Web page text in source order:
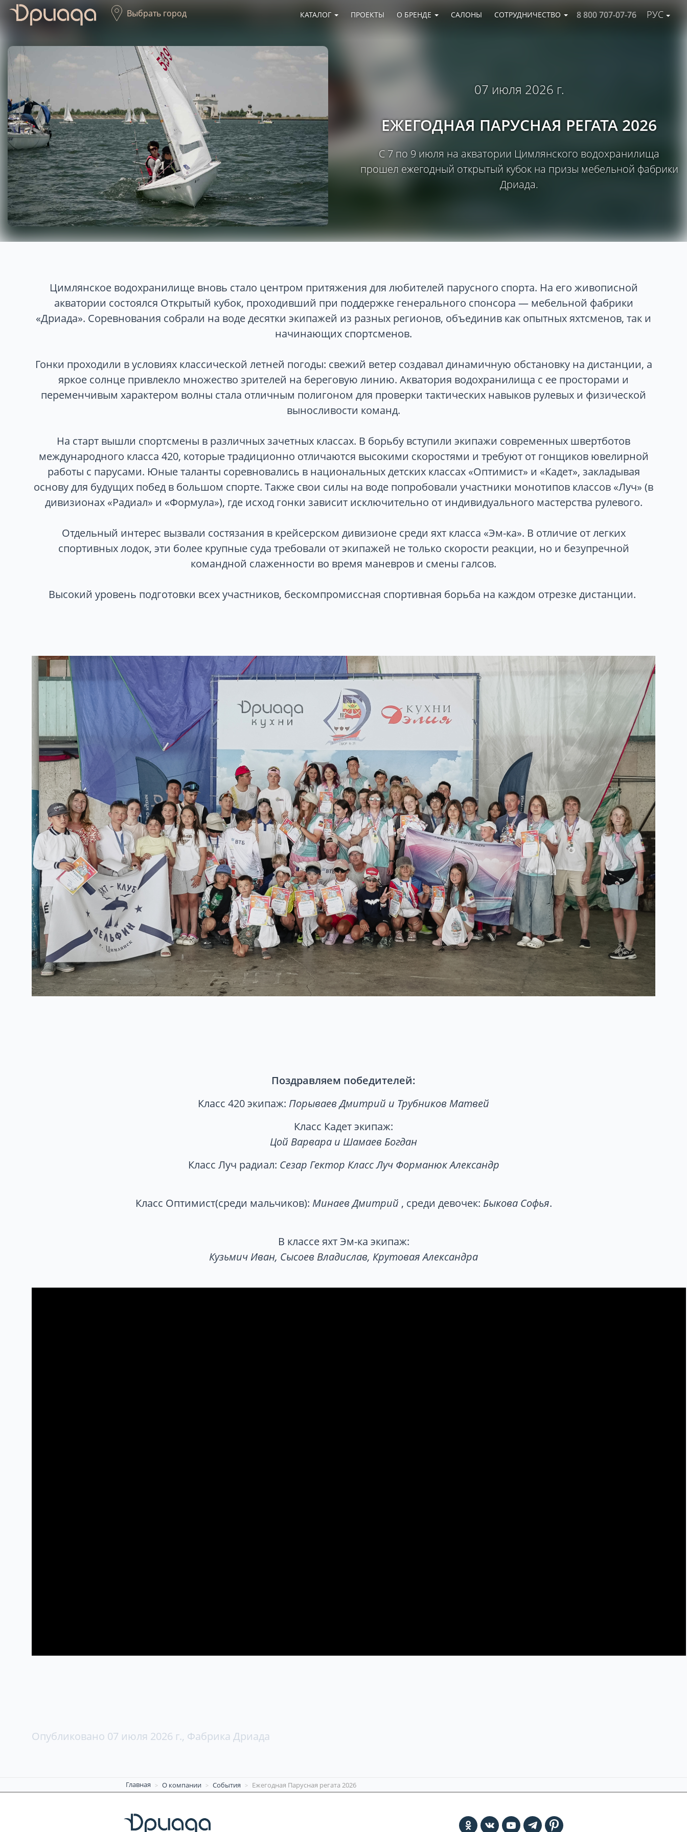
Выбрать город КАТАЛОГ ПРОЕКТЫ О БРЕНДЕ САЛОНЫ СОТРУДНИЧЕСТВО 8 800 707-07-76 РУС
07 июля 2026 г.
ЕЖЕГОДНАЯ ПАРУСНАЯ РЕГАТА 2026
С 7 по 9 июля на акватории Цимлянского водохранилища
прошел ежегодный открытый кубок на призы мебельной фабрики
Дриада.
Цимлянское водохранилище вновь стало центром притяжения для любителей парусного спорта. На его живописной
акватории состоялся Открытый кубок, проходивший при поддержке генерального спонсора — мебельной фабрики
«Дриада». Соревнования собрали на воде десятки экипажей из разных регионов, объединив как опытных яхтсменов, так и
начинающих спортсменов.
Гонки проходили в условиях классической летней погоды: свежий ветер создавал динамичную обстановку на дистанции, а
яркое солнце привлекло множество зрителей на береговую линию. Акватория водохранилища с ее просторами и
переменчивым характером волны стала отличным полигоном для проверки тактических навыков рулевых и физической
выносливости команд.
На старт вышли спортсмены в различных зачетных классах. В борьбу вступили экипажи современных швертботов
международного класса 420, которые традиционно отличаются высокими скоростями и требуют от гонщиков ювелирной
работы с парусами. Юные таланты соревновались в национальных детских классах «Оптимист» и «Кадет», закладывая
основу для будущих побед в большом спорте. Также свои силы на воде попробовали участники монотипов классов «Луч» (в
дивизионах «Радиал» и «Формула»), где исход гонки зависит исключительно от индивидуального мастерства рулевого.
Отдельный интерес вызвали состязания в крейсерском дивизионе среди яхт класса «Эм-ка». В отличие от легких
спортивных лодок, эти более крупные суда требовали от экипажей не только скорости реакции, но и безупречной
командной слаженности во время маневров и смены галсов.
Высокий уровень подготовки всех участников, бескомпромиссная спортивная борьба на каждом отрезке дистанции.
Поздравляем победителей:
Класс 420 экипаж: Порываев Дмитрий и Трубников Матвей
Класс Кадет экипаж:
Цой Варвара и Шамаев Богдан
Класс Луч радиал: Сезар Гектор Класс Луч Форманюк Александр
Класс Оптимист(среди мальчиков): Минаев Дмитрий , среди девочек: Быкова Софья.
В классе яхт Эм-ка экипаж:
Кузьмич Иван, Сысоев Владислав, Крутовая Александра
Опубликовано 07 июля 2026 г., Фабрика Дриада
Главная О компании События Ежегодная Парусная регата 2026